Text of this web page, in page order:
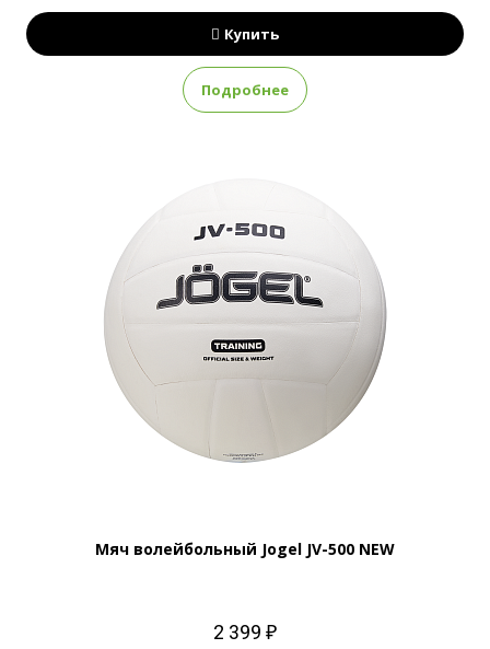
Купить
Подробнее
Мяч волейбольный Jogel JV-500 NEW
2 399 ₽